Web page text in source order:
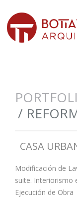
/
CASA
Modificación de
suite. Interiorismo
Ejecución de Obra